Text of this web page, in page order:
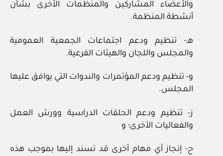
والأعضاء المشاركين والمنظمات الأخرى بشأن
أنشطة المنظمة.
هـ- تنظيم ودعم اجتماعات الجمعية العمومية
والمجلس واللجان والهيئات الفرعية.
و- تنظيم ودعم المؤتمرات والندوات التي يوافق عليها
المجلس.
ز- تنظيم ودعم الحلقات الدراسية وورش العمل
والفعاليات الأخرى؛ و
ح- إنجاز أي مهام أخرى قد تسند إليها بموجب هذه